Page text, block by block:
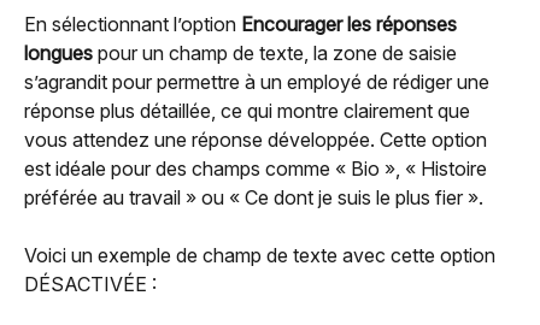
En sélectionnant l’option Encourager les réponses
longues pour un champ de texte, la zone de saisie
s’agrandit pour permettre à un employé de rédiger une
réponse plus détaillée, ce qui montre clairement que
vous attendez une réponse développée. Cette option
est idéale pour des champs comme « Bio », « Histoire
préférée au travail » ou « Ce dont je suis le plus fier ».
Voici un exemple de champ de texte avec cette option
DÉSACTIVÉE :